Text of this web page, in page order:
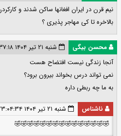
نیم قرن در ایران افغانها ساکن شدند و
بالاخره تا کی مهاجر پذیری ؟
محسن بیگی
شنبه ۲۱ تیر ۱۴۰۴ ۱۹:۳۷:۱۸
آنجا زندگی نیست افتضاح هست
نمی تواند درس بخواند بیرون برود؟
به ما چه ربطی داره
ناشناس
شنبه ۲۱ تیر ۱۴۰۴ ۲۳:۰۴:۳۴
🤣🤣🤣🤣🤣🤣🤣🤣🤣🤣🤣🤣🤣🤣🤣